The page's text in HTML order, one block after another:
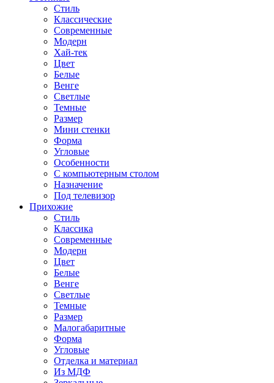
Стиль
Классические
Современные
Модерн
Хай-тек
Цвет
Белые
Венге
Светлые
Темные
Размер
Мини стенки
Форма
Угловые
Особенности
С компьютерным столом
Назначение
Под телевизор
Прихожие
Стиль
Классика
Современные
Модерн
Цвет
Белые
Венге
Светлые
Темные
Размер
Малогабаритные
Форма
Угловые
Отделка и материал
Из МДФ